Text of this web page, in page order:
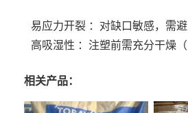
易应力开裂 ：对缺口敏感，需避
高吸湿性 ：注塑前需充分干燥
相关产品：